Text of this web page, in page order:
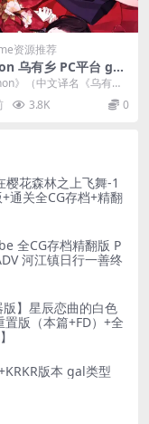
资源推荐
乌有乡 PC平台 gal
》（中文译名《乌有
知名游戏公司CLOCKUP
... 3.8K 0
樱花森林之上飞舞-1
通关全CG存档+精翻
全CG存档精翻版 P
河江镇日行一善终
版】星辰恋曲的白色
版（本篇+FD）+全
版本 gal类型